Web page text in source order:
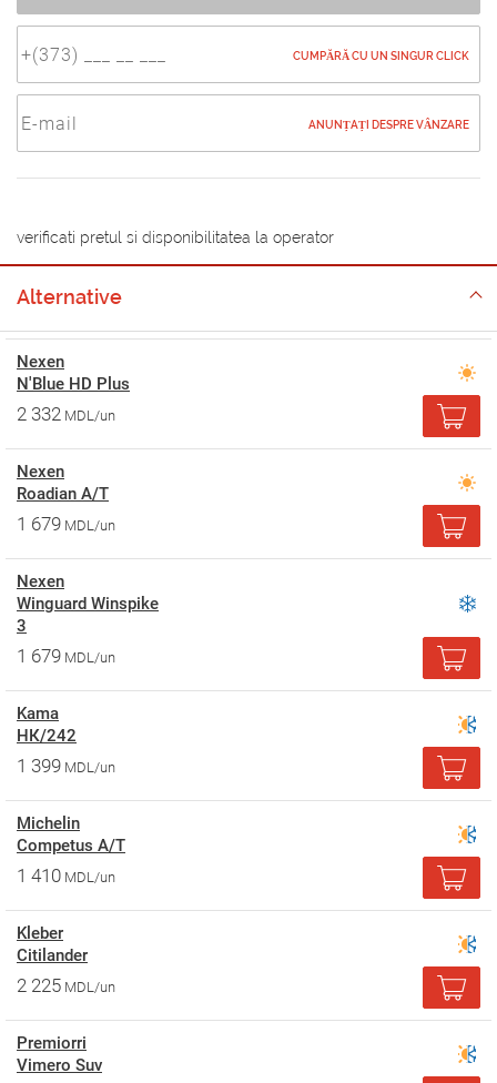
CUMPĂRĂ CU UN SINGUR CLICK
ANUNȚAȚI DESPRE VÂNZARE
verificati pretul si disponibilitatea la operator
Alternative
Nexen
N'Blue HD Plus
2 332 MDL/un
Nexen
Roadian A/T
1 679 MDL/un
Nexen
Winguard Winspike
3
1 679 MDL/un
Kama
НК/242
1 399 MDL/un
Michelin
Competus A/T
1 410 MDL/un
Kleber
Citilander
2 225 MDL/un
Premiorri
Vimero Suv